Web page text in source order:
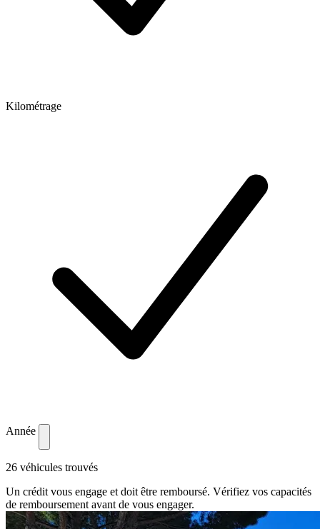
Kilométrage
Année
26 véhicules trouvés
Un crédit vous engage et doit être remboursé. Vérifiez vos capacités
de remboursement avant de vous engager.